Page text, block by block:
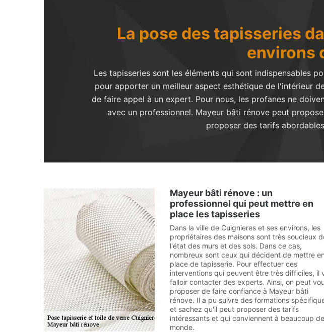
La pose des tapisseries
environs
Les tapisseries sont les éléments qui sont indispensables
pour apporter un meilleur aspect esthétique de l'intérieur
de faire appel à un expert. Pour nous, les profanes ne
avec un professionnel. Mayeur bâti rénove peut
proposer des tarifs
Mayeur bâti rénove : un
professionnel qui peut mettre en
place les tapisseries
Dans la ville de Cuignieres et ses environs, les
propriétaires des maisons sont très soucieux
l'état des murs et des sols. Dans ce cas,
nombreux sont ceux qui décident de mettre en
place de tapisserie. Pour effectuer ces
interventions qui peuvent être très difficiles, il
falloir contacter des experts. Ainsi, on peut
proposer de faire confiance à Mayeur bâti
rénove. Il a pu suivre des formations
et sachez qu'il peut proposer des tarifs
intéressants et qui conviennent à beaucoup de
monde.